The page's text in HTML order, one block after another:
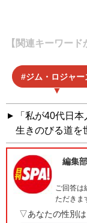
【関連キーワード
ジム・ロジャー
「私が40代日
生きのびる道を